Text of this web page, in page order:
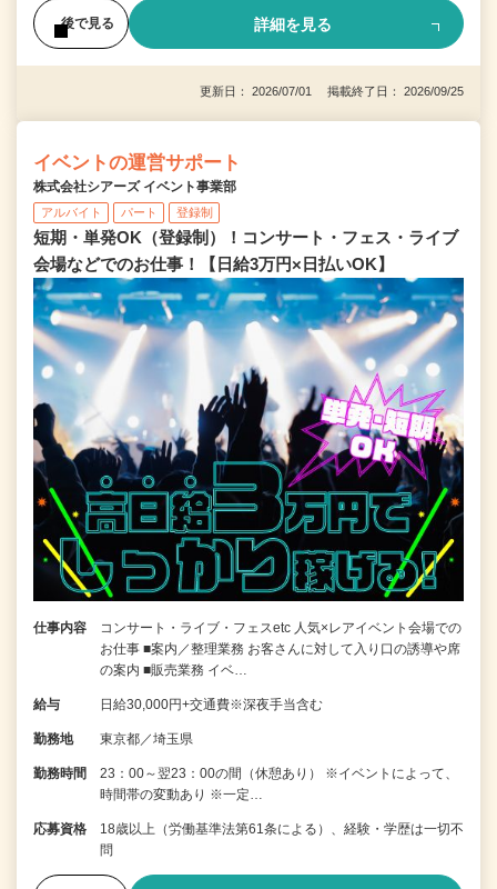
後で見る 詳細を見る
更新日： 2026/07/01 掲載終了日： 2026/09/25
イベントの運営サポート
株式会社シアーズ イベント事業部
アルバイト パート 登録制
短期・単発OK（登録制）！コンサート・フェス・ライブ
会場などでのお仕事！【日給3万円×日払いOK】
仕事内容
コンサート・ライブ・フェスetc 人気×レアイベント会場での
お仕事 ■案内／整理業務 お客さんに対して入り口の誘導や席
の案内 ■販売業務 イベ…
給与 日給30,000円+交通費※深夜手当含む
勤務地 東京都／埼玉県
勤務時間
23：00～翌23：00の間（休憩あり） ※イベントによって、
時間帯の変動あり ※一定…
応募資格
18歳以上（労働基準法第61条による）、経験・学歴は一切不
問